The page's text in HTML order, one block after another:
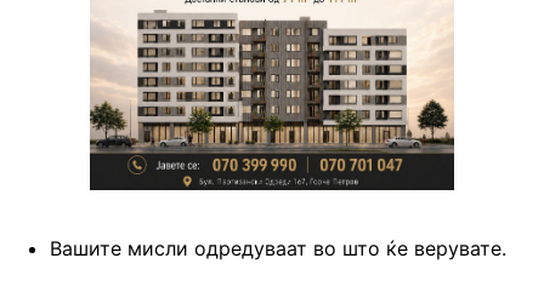
Вашите мисли одредуваат во што ќе верувате.